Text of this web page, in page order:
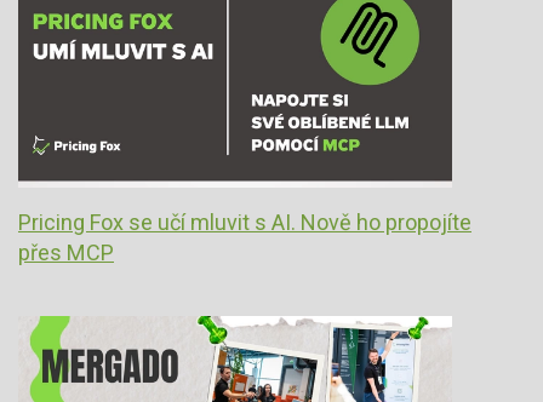
Pricing Fox se učí mluvit s AI. Nově ho propojíte
přes MCP